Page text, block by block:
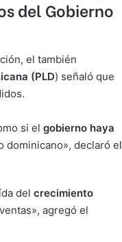
del Gobierno
el también
(PLD) señaló que
si el gobierno haya
dominicano», declaró el
del crecimiento
agregó el